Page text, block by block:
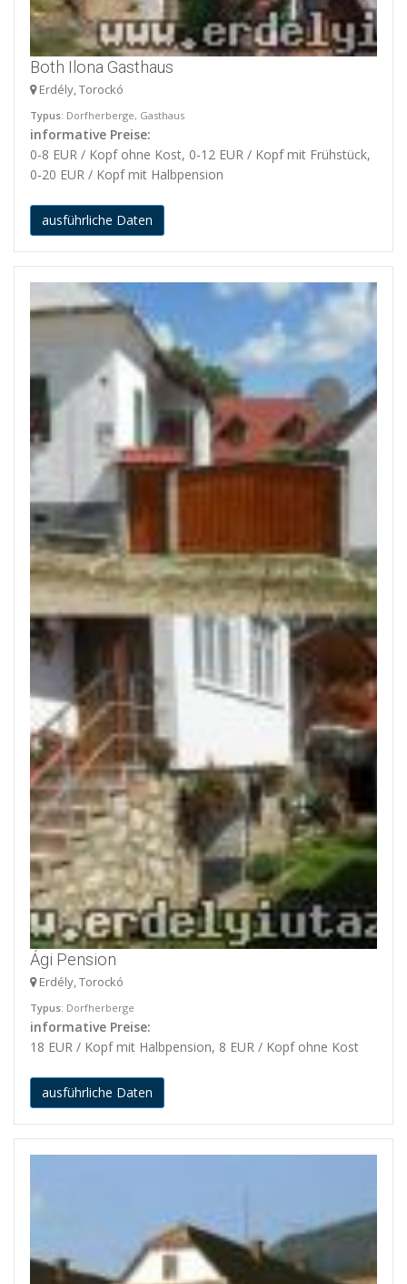
Both Ilona Gasthaus
Erdély, Torockó
Typus: Dorfherberge, Gasthaus
informative Preise:
0-8 EUR / Kopf ohne Kost, 0-12 EUR / Kopf mit Frühstück,
0-20 EUR / Kopf mit Halbpension
ausführliche Daten
Ági Pension
Erdély, Torockó
Typus: Dorfherberge
informative Preise:
18 EUR / Kopf mit Halbpension, 8 EUR / Kopf ohne Kost
ausführliche Daten